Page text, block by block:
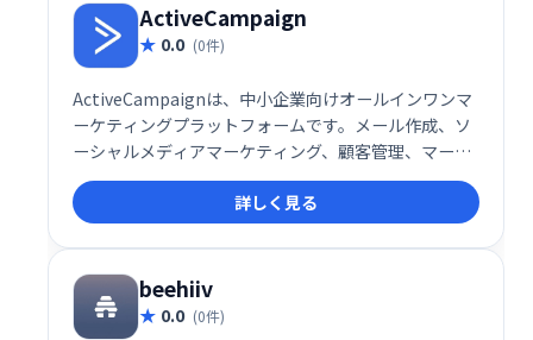
ActiveCampaign
0.0 (0件)
ActiveCampaignは、中小企業向けオールインワンマ
ーケティングプラットフォームです。メール作成、ソ
ーシャルメディアマーケティング、顧客管理、マーケ
ティング自動化などを統合し、ユーザーフレンドリー
なインターフェースで提供します。世界10万社以上が
利用し、ビジネス成長を支援しています。魅力的なメ
ール配信や高度な自動化で、顧客エンゲージメントを
高めましょう。
詳しく見る
beehiiv
0.0 (0件)